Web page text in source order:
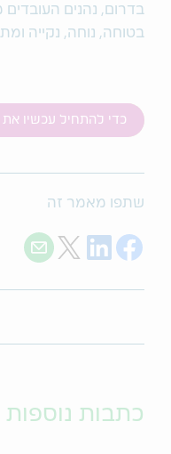
בדרום, נהנים
בטוחה, נוחה, נקייה
כדי להתחיל עכשיו
שתפו מאמר זה
on Facebook
on LinkedIn
Twitter
כתבות